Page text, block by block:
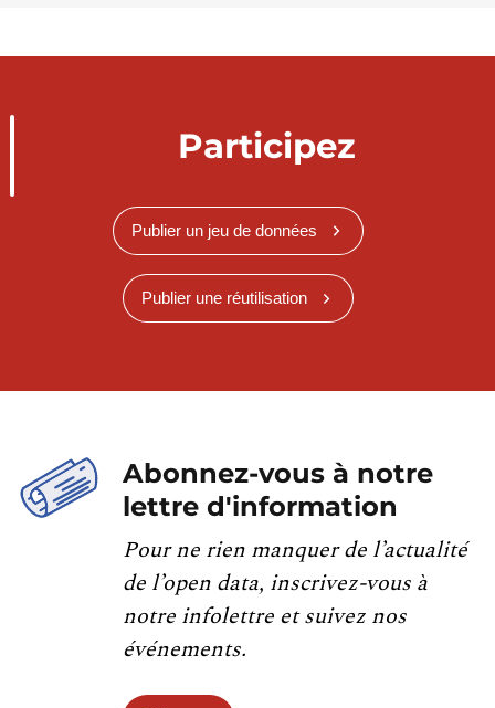
Participez
Publier un jeu de données
Publier une réutilisation
Abonnez-vous à notre
lettre d'information
Pour ne rien manquer de l’actualité
de l’open data, inscrivez-vous à
notre infolettre et suivez nos
événements.